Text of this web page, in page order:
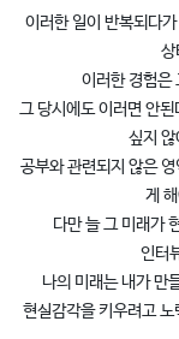
이러한 일이 반복되다
상
이러한 경험은
그 당시에도 이러면 안
싶지
공부와 관련되지 않은
게
다만 늘 그 미래가
인터
나의 미래는 내가 만
현실감각을 키우려고